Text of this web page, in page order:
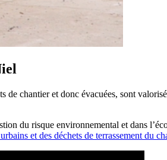
chantier et donc évacuées, sont
du risque environnemental et dans
et des déchets de terrassement du